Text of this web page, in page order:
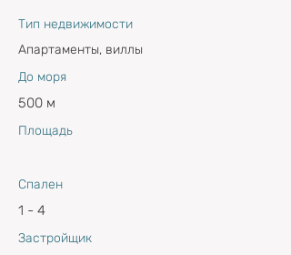
Тип недвижимости
Апартаменты, виллы
До моря
500 м
Площадь
Спален
1 - 4
Застройщик